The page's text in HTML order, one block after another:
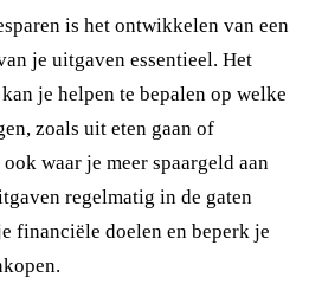
is het ontwikkelen van een
je uitgaven essentieel. Het
je helpen te bepalen op welke
zoals uit eten gaan of
waar je meer spaargeld aan
regelmatig in de gaten
financiële doelen en beperk je